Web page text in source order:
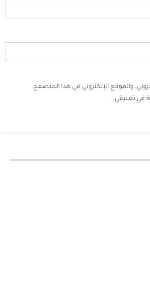
والموقع الإلكتروني في هذا المتصفح
في تعليقي.